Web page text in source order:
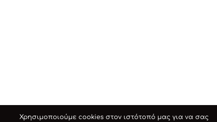
Χρησιμοποιούμε cookies στον ιστότοπό μας για να σας